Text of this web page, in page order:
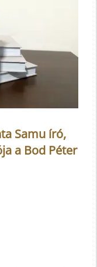
Samu író,
a Bod Péter